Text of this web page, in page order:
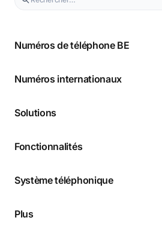
Numéros de téléphone BE
Numéros internationaux
Solutions
Fonctionnalités
Système téléphonique
Plus